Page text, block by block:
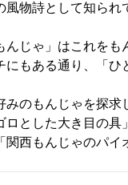
風物詩として知ら
んじゃ」はこれをも
にもある通り、「ひ
みのもんじゃを探
ロとした大き目の
関西もんじゃのパイ